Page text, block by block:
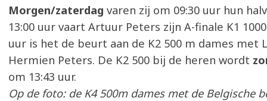
Morgen/zaterdag varen zij om 09:30 uur hun
13:00 uur vaart Artuur Peters zijn A-finale K1
uur is het de beurt aan de K2 500 m dames met
Hermien Peters. De K2 500 bij de heren wordt
om 13:43 uur.
Op de foto: de K4 500m dames met de Belgische